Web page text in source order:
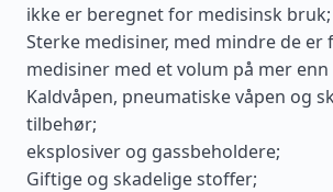
ikke er beregnet for medisinsk bruk;
Sterke medisiner, med mindre de er
medisiner med et volum på mer enn
Kaldvåpen, pneumatiske våpen og
tilbehør;
eksplosiver og gassbeholdere;
Giftige og skadelige stoffer;